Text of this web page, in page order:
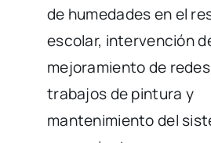
de humedades en el
escolar, intervención
mejoramiento de
trabajos de pintura y
mantenimiento del